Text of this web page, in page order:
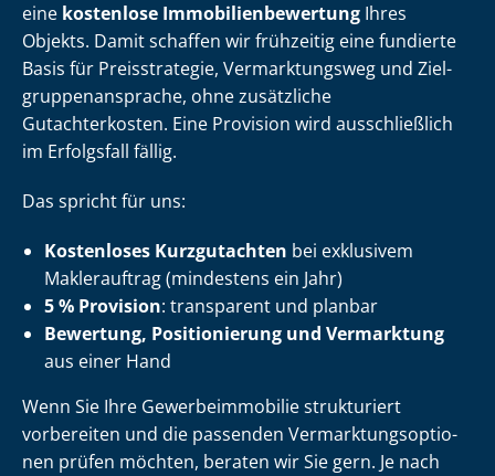
eine kostenlose Im­mo­bi­li­en­be­wer­tung Ihres
Objekts. Damit schaffen wir frühzeitig eine fundierte
Basis für Preisstrategie, Vermarktungsweg und Ziel­
grup­pen­an­spra­che, ohne zusätzliche
Gutachterkosten. Eine Provision wird ausschließlich
im Erfolgsfall fällig.
Das spricht für uns:
Kostenloses Kurzgutachten bei exklusivem
Maklerauftrag (mindestens ein Jahr)
5 % Provision: transparent und planbar
Bewertung, Positionierung und Vermarktung
aus einer Hand
Wenn Sie Ihre Ge­wer­be­im­mo­bi­lie strukturiert
vorbereiten und die passenden Ver­mark­tungs­op­tio­
nen prüfen möchten, beraten wir Sie gern. Je nach